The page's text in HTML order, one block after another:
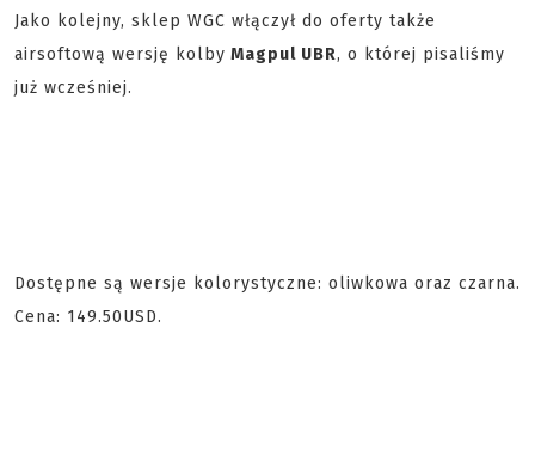
Jako kolejny, sklep WGC włączył do oferty także
airsoftową wersję kolby Magpul UBR, o której pisaliśmy
już wcześniej.
Dostępne są wersje kolorystyczne: oliwkowa oraz czarna.
Cena: 149.50USD.